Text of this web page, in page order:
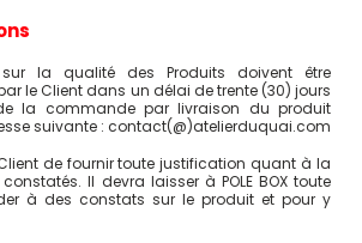
la qualité des Produits doivent être
le Client dans un délai de trente (30) jours
la commande par livraison du produit
suivante : contact(@)atelierduquai.com
de fournir toute justification quant à la
Il devra laisser à POLE BOX toute
à des constats sur le produit et pour y